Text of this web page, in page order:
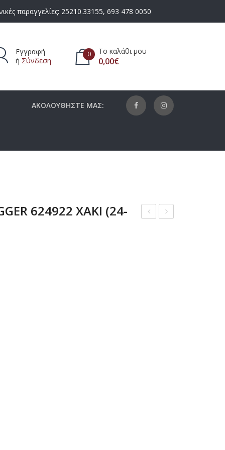
παραγγελίες: 25210.33155, 693 478 0050
Εγγραφή
ή Σύνδεση
0 Το καλάθι μου
0,00€
ΑΚΟΛΟΥΘΗΣΤΕ ΜΑΣ:
624922 ΧΑΚΙ (24-